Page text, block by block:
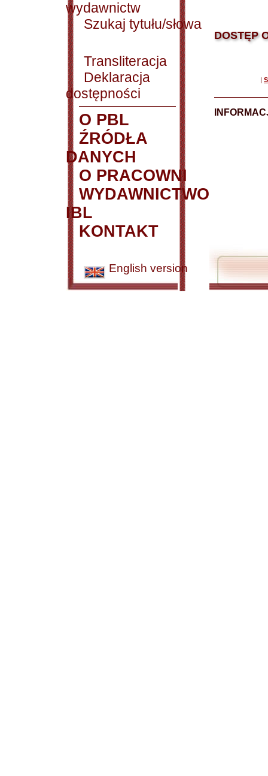
wydawnictw
Szukaj tytułu/słowa
Transliteracja
Deklaracja
dostępności
O PBL
ŹRÓDŁA
DANYCH
O PRACOWNI
WYDAWNICTWO
IBL
KONTAKT
English version
DOSTĘP
|